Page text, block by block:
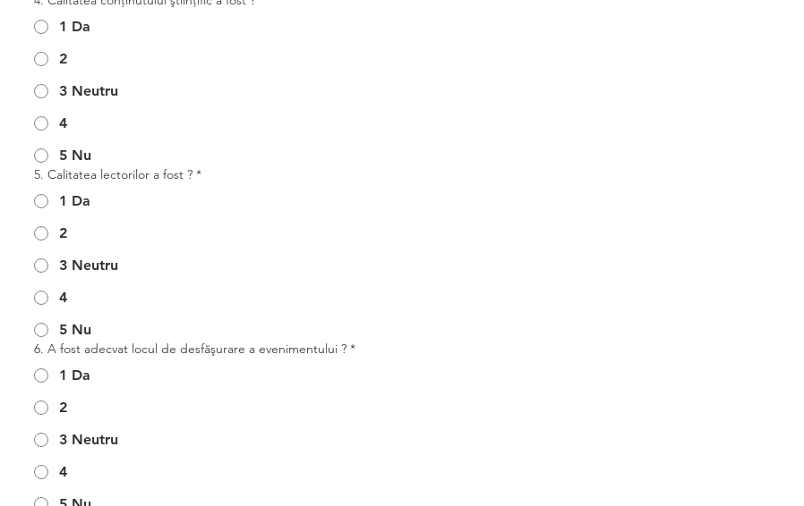
1 Da
2
3 Neutru
4
5 Nu
5. Calitatea lectorilor a fost ? *
1 Da
2
3 Neutru
4
5 Nu
6. A fost adecvat locul de desfăşurare a evenimentului ? *
1 Da
2
3 Neutru
4